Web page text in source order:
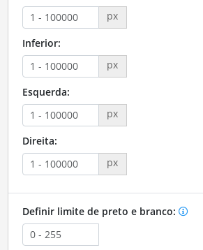
px
Inferior:
px
Esquerda:
px
Direita:
px
Definir limite de preto e branco: